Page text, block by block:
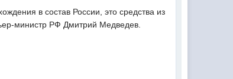
в состав России, это средства из
министр РФ Дмитрий Медведев.